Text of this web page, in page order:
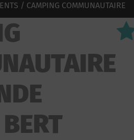
/ CAMPING COMMUNAUTAIRE